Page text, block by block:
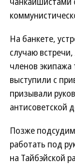
На банкете,
случаю
членов
выступили с
призывали
антисоветской
Позже
работать под
на Тайбэйской